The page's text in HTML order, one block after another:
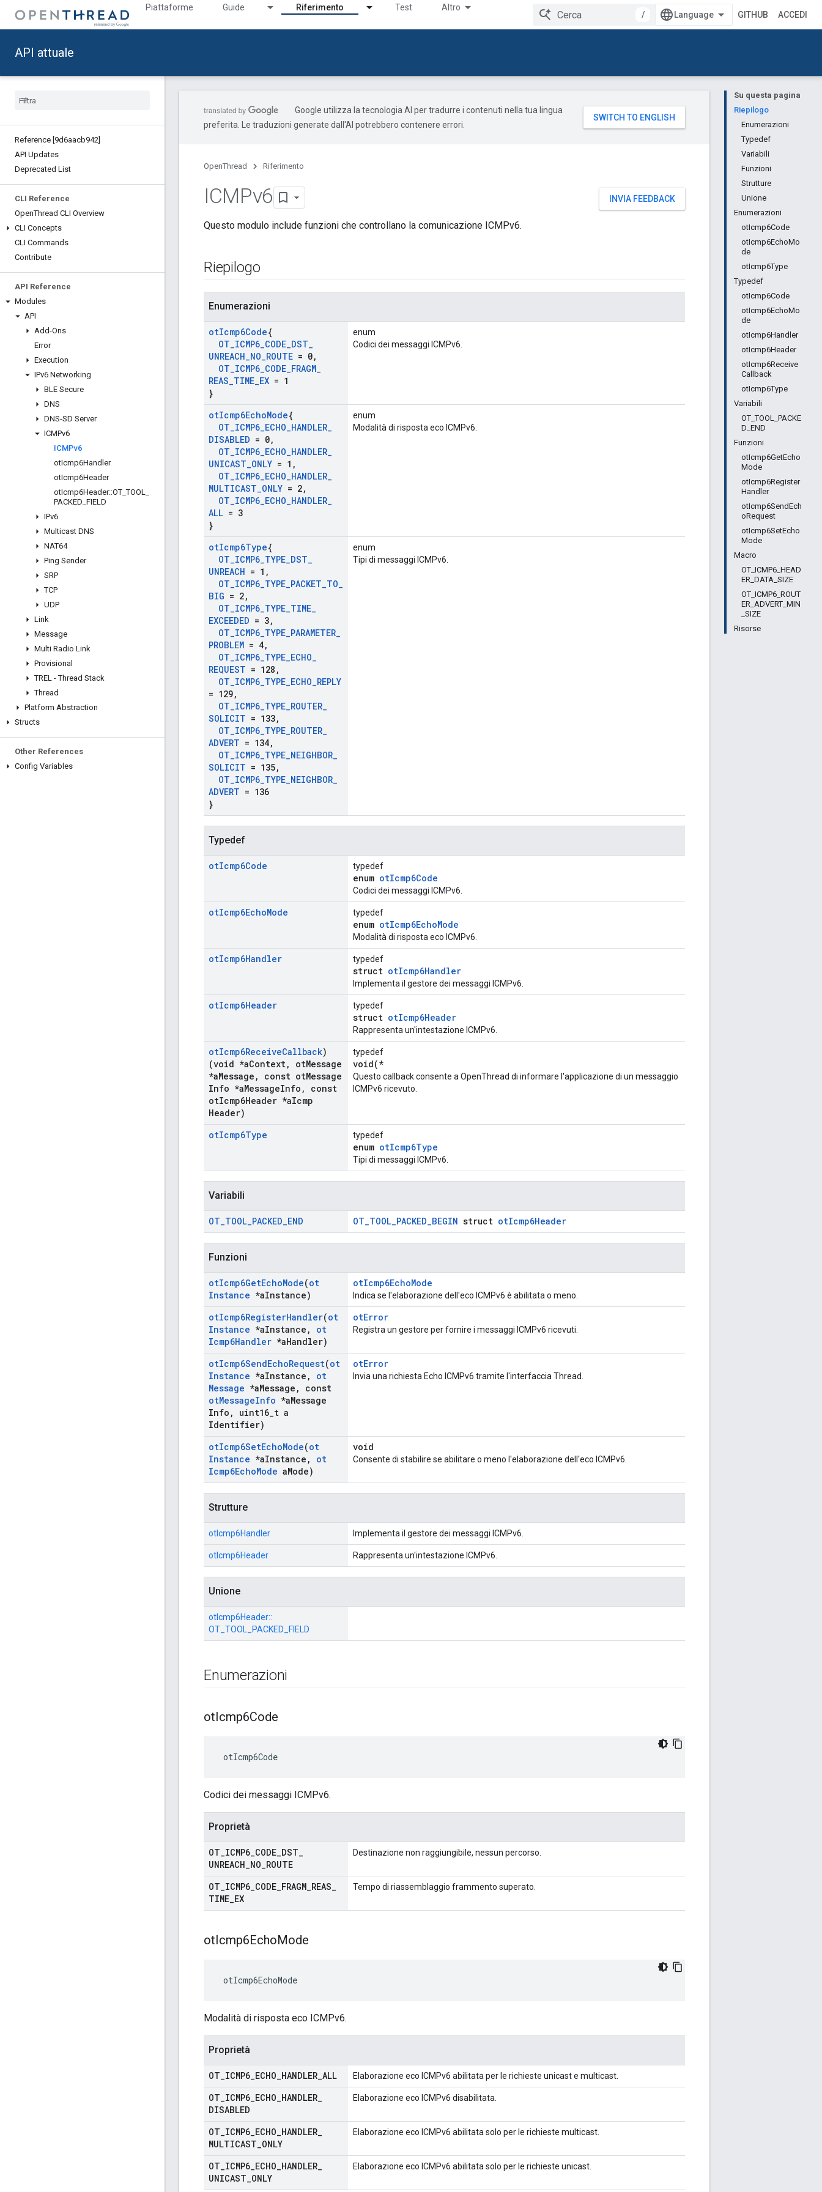
Piattaforme Guide Riferimento Test Altro
/ GITHUB ACCEDI
API attuale
Reference [9d6aacb942]
API Updates
Deprecated List
CLI Reference
OpenThread CLI Overview
CLI Concepts
CLI Commands
Contribute
API Reference
Modules
API
Add-Ons
Error
Execution
IPv6 Networking
BLE Secure
DNS
DNS-SD Server
ICMPv6
ICMPv6
otIcmp6Handler
otIcmp6Header
otIcmp6Header::OT _TOOL
PACKED FIELD
IPv6
Multicast DNS
NAT64
Ping Sender
SRP
TCP
UDP
Link
Message
Multi Radio Link
Provisional
TREL - Thread Stack
Thread
Platform Abstraction
Structs
Other References
Config Variables
Su questa pagina
Riepilogo
Enumerazioni
Typedef
Variabili
Funzioni
Strutture
Unione
Enumerazioni
otIcmp6Code
otIcmp6EchoMo
de
otIcmp6Type
Typedef
otIcmp6Code
otIcmp6EchoMo
de
otIcmp6Handler
otIcmp6Header
otIcmp6Receive
Callback
otIcmp6Type
Variabili
OT_TOOL_PACKE
D_END
Funzioni
otIcmp6GetEcho
Mode
otIcmp6Register
Handler
otIcmp6SendEch
oRequest
otIcmp6SetEcho
Mode
Macro
OT_ICMP6_HEAD
ER_DATA_SIZE
OT_ICMP6_ROUT
ER_ADVERT_MIN
_SIZE
Risorse
Google utilizza la tecnologia AI per tradurre i contenuti nella tua lingua
preferita. Le traduzioni generate dall'AI potrebbero contenere errori.
OpenThread Riferimento
INVIA FEEDBACK
ICMPv6
Questo modulo include funzioni che controllano la comunicazione ICMPv6.
Riepilogo
Enumerazioni
otIcmp6Code{
OT_ICMP6_CODE_DST_
UNREACH_NO_ROUTE = 0,
OT_ICMP6_CODE_FRAGM_
REAS_TIME_EX = 1
}
enum
Codici dei messaggi ICMPv6.
otIcmp6EchoMode{
OT_ICMP6_ECHO_HANDLER_
DISABLED = 0,
OT_ICMP6_ECHO_HANDLER_
UNICAST_ONLY = 1 ,
OT_ICMP6_ECHO_HANDLER_
MULTICAST_ONLY = 2,
OT_ICMP6_ECHO_HANDLER_
ALL = 3
}
enum
Modalità di risposta eco ICMPv6.
otIcmp6Type{
OT_ICMP6_TYPE_DST_
UNREACH = 1 ,
OT_ICMP6_TYPE_PACKET_TO_
BIG = 2,
OT_ICMP6_TYPE_TIME_
EXCEEDED = 3,
OT_ICMP6_TYPE_PARAMETER_
PROBLEM = 4,
OT_ICMP6_TYPE_ECHO_
REQUEST = 128 ,
OT_ICMP6_TYPE_ECHO_REPLY
= 129,
OT_ICMP6_TYPE_ROUTER_
SOLICIT = 133,
OT_ICMP6_TYPE_ROUTER_
ADVERT = 134,
OT_ICMP6_TYPE_NEIGHBOR_
SOLICIT = 135,
OT_ICMP6_TYPE_NEIGHBOR_
ADVERT = 136
}
enum
Tipi di messaggi ICMPv6.
Typedef
otIcmp6Code typedef
enum otIcmp6Code
Codici dei messaggi ICMPv6.
otIcmp6EchoMode typedef
enum otIcmp6EchoMode
Modalità di risposta eco ICMPv6.
otIcmp6Handler typedef
struct otIcmp6Handler
Implementa il gestore dei messaggi ICMPv6.
otIcmp6Header typedef
struct otIcmp6Header
Rappresenta un'intestazione ICMPv6.
otIcmp6ReceiveCallback)
(void *aContext, otMessage
*aMessage , const otMessage
Info *aMessageInfo ,
const
otIcmp6Header *aIcmp
Header)
typedef
void(*
Questo callback consente a OpenThread di informare l'applicazione di un messaggio
ICMPv6 ricevuto.
otIcmp6Type typedef
enum otIcmp6Type
Tipi di messaggi ICMPv6.
Variabili
OT_TOOL_PACKED_END OT_TOOL_PACKED_BEGIN struct otIcmp6Header
Funzioni
otIcmp6GetEchoMode(ot
Instance *aInstance)
otIcmp6EchoMode
Indica se l'elaborazione dell'eco ICMPv6 è abilitata o meno.
otIcmp6RegisterHandler(ot
Instance *aInstance ,
ot
Icmp6Handler *aHandler)
otError
Registra un gestore per fornire i messaggi ICMPv6 ricevuti.
otIcmp6SendEchoRequest(ot
Instance *aInstance ,
ot
Message *aMessage ,
const
otMessageInfo *aMessage
Info , uint16 t a
Identifier)
otError
Invia una richiesta Echo ICMPv6 tramite l'interfaccia Thread.
otIcmp6SetEchoMode(ot
Instance *aInstance ,
ot
Icmp6EchoMode aMode)
void
Consente di stabilire se abilitare o meno l'elaborazione dell'eco ICMPv6.
Strutture
otIcmp6Handler Implementa il gestore dei messaggi ICMPv6.
otIcmp6Header Rappresenta un'intestazione ICMPv6.
Unione
otIcmp6Header::
OT_TOOL_PACKED_FIELD
Enumerazioni
otIcmp6Code
otIcmp6Code
Codici dei messaggi ICMPv6.
Proprietà
OT ICMP6 CODE DST
UNREACH NO ROUTE
Destinazione non raggiungibile, nessun percorso.
OT ICMP6 CODE FRAGM REAS
TIME EX
Tempo di riassemblaggio frammento superato.
otIcmp6EchoMode
otIcmp6EchoMode
Modalità di risposta eco ICMPv6.
Proprietà
OT ICMP6 ECHO HANDLER ALL Elaborazione eco ICMPv6 abilitata per le richieste unicast e multicast.
OT ICMP6 ECHO HANDLER
DISABLED
Elaborazione eco ICMPv6 disabilitata.
OT ICMP6 ECHO HANDLER
MULTICAST ONLY
Elaborazione eco ICMPv6 abilitata solo per le richieste multicast.
OT ICMP6 ECHO HANDLER
UNICAST ONLY
Elaborazione eco ICMPv6 abilitata solo per le richieste unicast.